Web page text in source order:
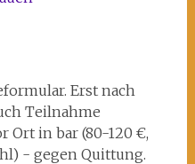
Erst nach
Teilnahme
Ort in bar (80-120 €,
- gegen Quittung.